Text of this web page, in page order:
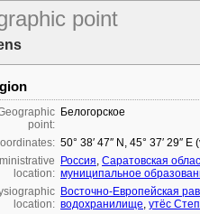
point
point:
Белогорское
50° 38′ 47″ N, 45° 37′ 29″
location:
Россия, Саратовская
муниципальное
location:
Восточно-Европейская
водохранилище, утёс